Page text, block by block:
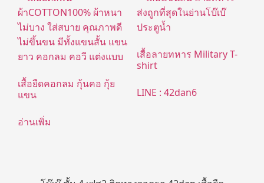
เสื้อยืดคอกลม กุ้นคอ กุ้ย
แขน
อ่านเพิ่ม
เสื้อลายทหาร Military T-
shirt
LINE : 42dan6